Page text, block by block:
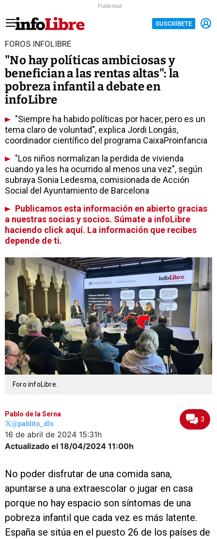
Publicidad
SUSCRÍBETE
FOROS INFOLIBRE
"No hay políticas ambiciosas y
benefician a las rentas altas": la
pobreza infantil a debate en
infoLibre
"Siempre ha habido políticas por hacer, pero es un
tema claro de voluntad", explica Jordi Longás,
coordinador científico del programa CaixaProinfancia
"Los niños normalizan la perdida de vivienda
cuando ya les ha ocurrido al menos una vez", según
subraya Sonia Ledesma, comisionada de Acción
Social del Ayuntamiento de Barcelona
Publicamos esta información en abierto gracias
a nuestras socias y socios. Súmate a infoLibre
haciendo click aquí. La información que recibes
depende de ti.
Foro infoLibre.
Pablo de la Serna
@pablito_dls
16 de abril de 2024 15:31h
Actualizado el 18/04/2024 11:00h
3
No poder disfrutar de una comida sana,
apuntarse a una extraescolar o jugar en casa
porque no hay espacio son síntomas de una
pobreza infantil que cada vez es más latente.
España se sitúa en el puesto 26 de los países de